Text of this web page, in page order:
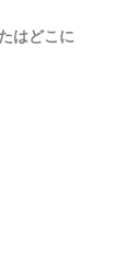
はどこに